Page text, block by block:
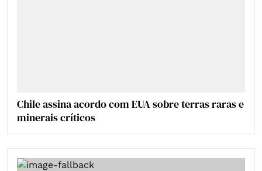
Chile assina acordo com EUA sobre terras raras e
minerais críticos